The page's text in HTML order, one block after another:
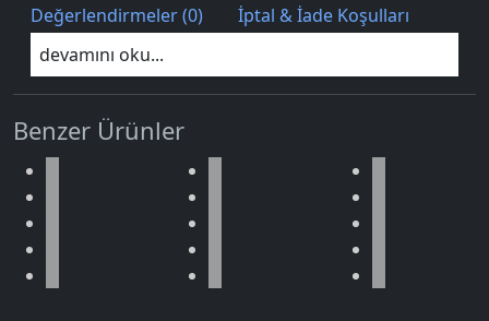
Değerlendirmeler (0)
İptal & İade Koşulları
devamını oku...
Benzer Ürünler